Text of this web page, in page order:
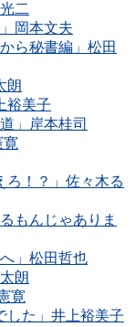
二
岡本文夫
ら秘書編」松田
朗
裕美子
」岸本桂司
寛
ろ！？」佐々木る
もんじゃありま
」松田哲也
朗
寛
した」井上裕美子